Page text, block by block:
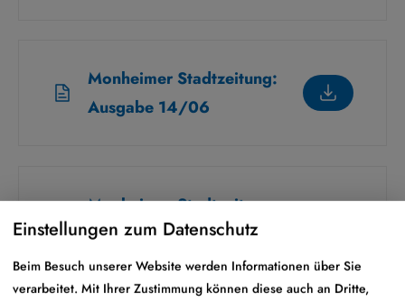
Monheimer Stadtzeitung:
Ausgabe 14/06
Monheimer Stadtzeitung:
Ausgabe 13/06
Einstellungen zum Datenschutz
Beim Besuch unserer Website werden Informationen über Sie
verarbeitet. Mit Ihrer Zustimmung können diese auch an Dritte,